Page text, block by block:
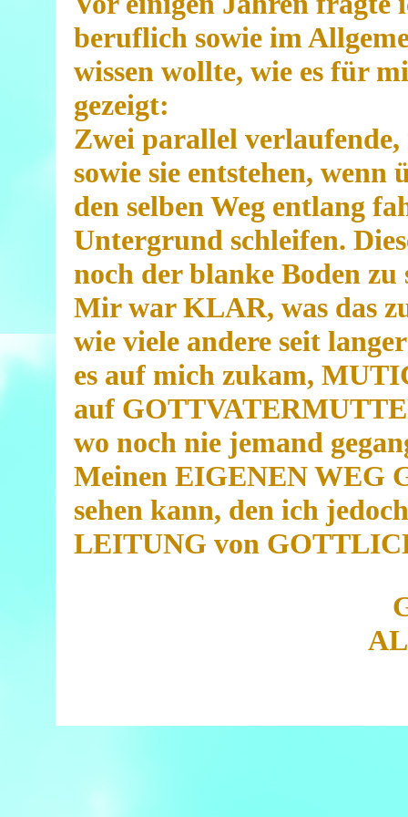
beruflich sowie im
wissen wollte, wie es für
gezeigt:
Zwei parallel
sowie sie entstehen,
den selben Weg entlang
Untergrund schleifen.
noch der blanke Boden
Mir war KLAR, was das
wie viele andere seit
es auf mich zukam,
auf
wo noch nie jemand
Meinen EIGENEN WEG
sehen kann, den ich
LEITUNG von